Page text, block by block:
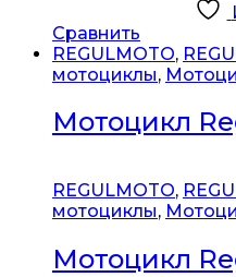
Сравнить
REGULMOTO,
мотоциклы,
Мотоцикл
REGULMOTO,
мотоциклы,
Мотоцикл